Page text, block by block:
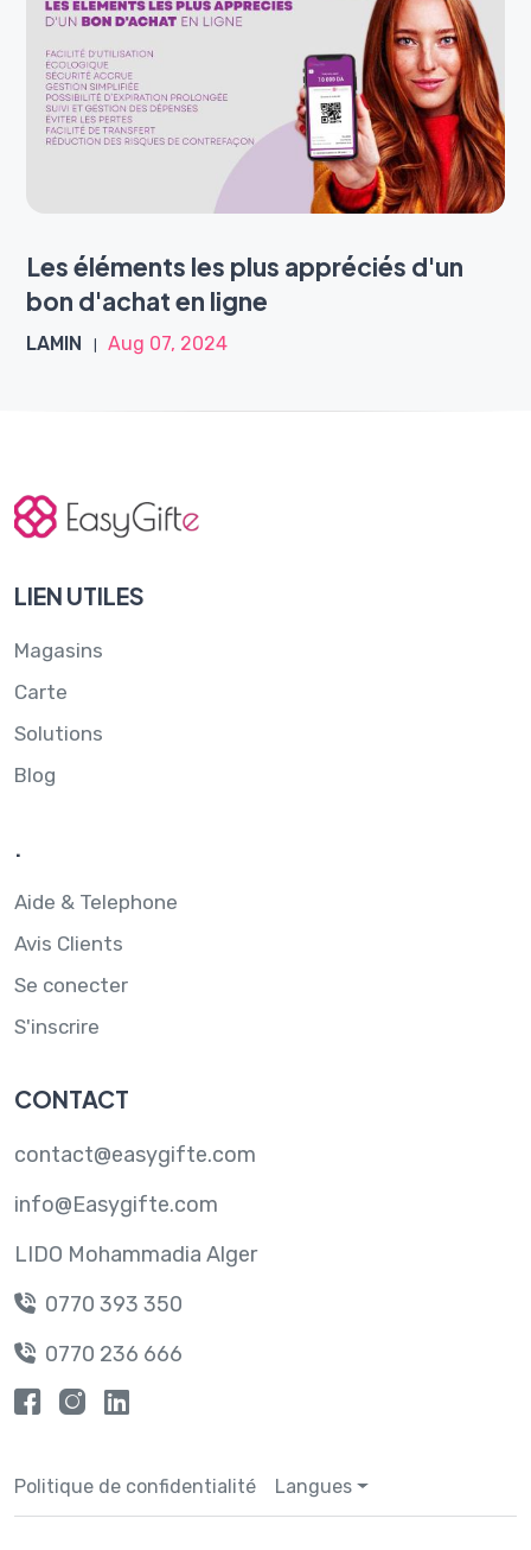
Les éléments les plus appréciés d'un
bon d'achat en ligne
LAMIN Aug 07, 2024
LIEN UTILES
Magasins
Carte
Solutions
Blog
.
Aide & Telephone
Avis Clients
Se conecter
S'inscrire
CONTACT
contact@easygifte.com
info@Easygifte.com
LIDO Mohammadia Alger
0770 393 350
0770 236 666
Politique de confidentialité Langues